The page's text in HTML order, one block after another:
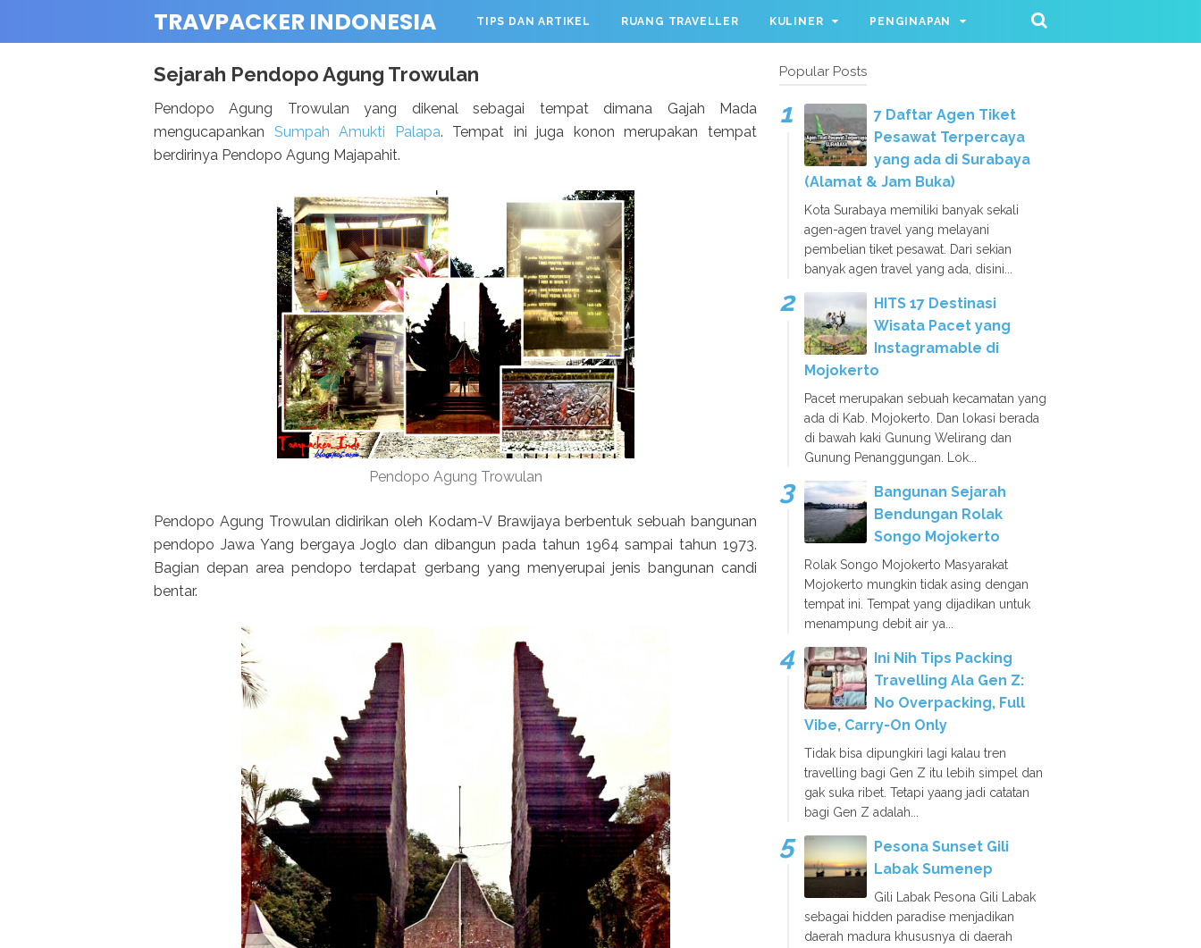
TRAVPACKER INDONESIA TIPS DAN ARTIKEL RUANG TRAVELLER KULINER PENGINAPAN
Sejarah Pendopo Agung Trowulan
Pendopo Agung Trowulan yang dikenal sebagai tempat dimana Gajah Mada
mengucapankan Sumpah Amukti Palapa. Tempat ini juga konon merupakan tempat
berdirinya Pendopo Agung Majapahit.
Pendopo Agung Trowulan
Pendopo Agung Trowulan didirikan oleh Kodam-V Brawijaya berbentuk sebuah bangunan
pendopo Jawa Yang bergaya Joglo dan dibangun pada tahun 1964 sampai tahun 1973.
Bagian depan area pendopo terdapat gerbang yang menyerupai jenis bangunan candi
bentar.
Popular Posts
7 Daftar Agen Tiket
Pesawat Terpercaya
yang ada di Surabaya
(Alamat & Jam Buka)
Kota Surabaya memiliki banyak sekali
agen-agen travel yang melayani
pembelian tiket pesawat. Dari sekian
banyak agen travel yang ada, disini...
HITS 17 Destinasi
Wisata Pacet yang
Instagramable di
Mojokerto
Pacet merupakan sebuah kecamatan yang
ada di Kab. Mojokerto. Dan lokasi berada
di bawah kaki Gunung Welirang dan
Gunung Penanggungan. Lok...
Bangunan Sejarah
Bendungan Rolak
Songo Mojokerto
Rolak Songo Mojokerto Masyarakat
Mojokerto mungkin tidak asing dengan
tempat ini. Tempat yang dijadikan untuk
menampung debit air ya...
Ini Nih Tips Packing
Travelling Ala Gen Z:
No Overpacking, Full
Vibe, Carry-On Only
Tidak bisa dipungkiri lagi kalau tren
travelling bagi Gen Z itu lebih simpel dan
gak suka ribet. Tetapi yaang jadi catatan
bagi Gen Z adalah...
Pesona Sunset Gili
Labak Sumenep
Gili Labak Pesona Gili Labak
sebagai hidden paradise menjadikan
daerah madura khususnya di daerah